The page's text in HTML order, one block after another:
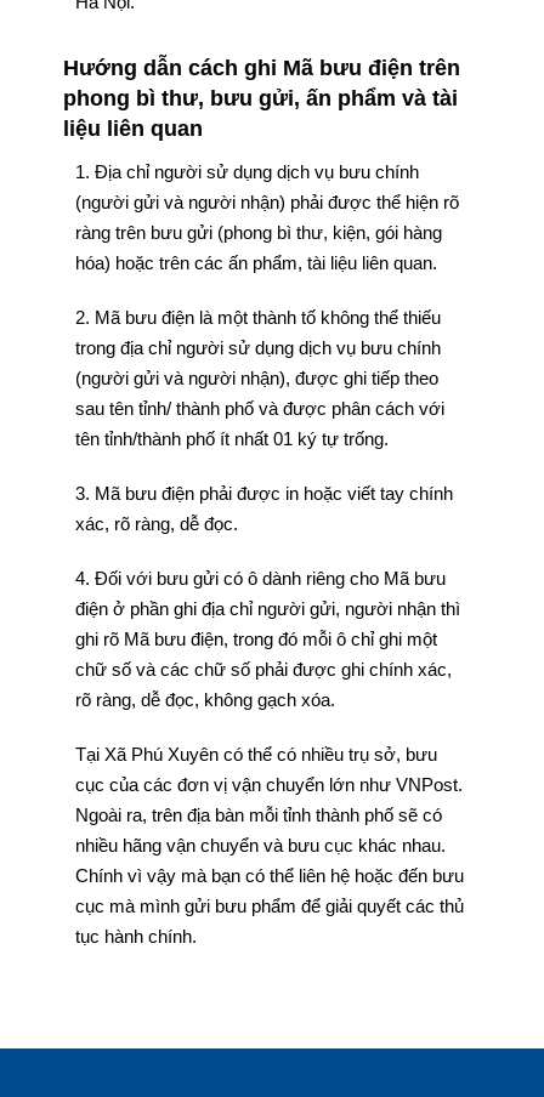
Hướng dẫn cách ghi Mã bưu điện trên
phong bì thư, bưu gửi, ấn phẩm và tài
liệu liên quan
1. Địa chỉ người sử dụng dịch vụ bưu chính
(người gửi và người nhận) phải được thể hiện rõ
ràng trên bưu gửi (phong bì thư, kiện, gói hàng
hóa) hoặc trên các ấn phẩm, tài liệu liên quan.
2. Mã bưu điện là một thành tố không thể thiếu
trong địa chỉ người sử dụng dịch vụ bưu chính
(người gửi và người nhận), được ghi tiếp theo
sau tên tỉnh/ thành phố và được phân cách với
tên tỉnh/thành phố ít nhất 01 ký tự trống.
3. Mã bưu điện phải được in hoặc viết tay chính
xác, rõ ràng, dễ đọc.
4. Đối với bưu gửi có ô dành riêng cho Mã bưu
điện ở phần ghi địa chỉ người gửi, người nhận thì
ghi rõ Mã bưu điện, trong đó mỗi ô chỉ ghi một
chữ số và các chữ số phải được ghi chính xác,
rõ ràng, dễ đọc, không gạch xóa.
Tại Xã Phú Xuyên có thể có nhiều trụ sở, bưu
cục của các đơn vị vận chuyển lớn như VNPost.
Ngoài ra, trên địa bàn mỗi tỉnh thành phố sẽ có
nhiều hãng vận chuyển và bưu cục khác nhau.
Chính vì vậy mà bạn có thể liên hệ hoặc đến bưu
cục mà mình gửi bưu phẩm để giải quyết các thủ
tục hành chính.